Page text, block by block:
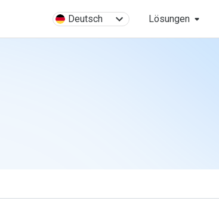
Deutsch Lösungen